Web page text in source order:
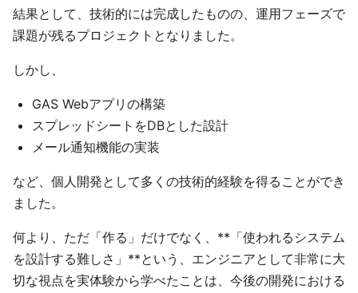
結果として、技術的には完成したものの、運用フェーズで
課題が残るプロジェクトとなりました。
しかし、
GAS Webアプリの構築
スプレッドシートをDBとした設計
メール通知機能の実装
など、個人開発として多くの技術的経験を得ることができ
ました。
何より、ただ「作る」だけでなく、**「使われるシステム
を設計する難しさ」**という、エンジニアとして非常に大
切な視点を実体験から学べたことは、今後の開発における